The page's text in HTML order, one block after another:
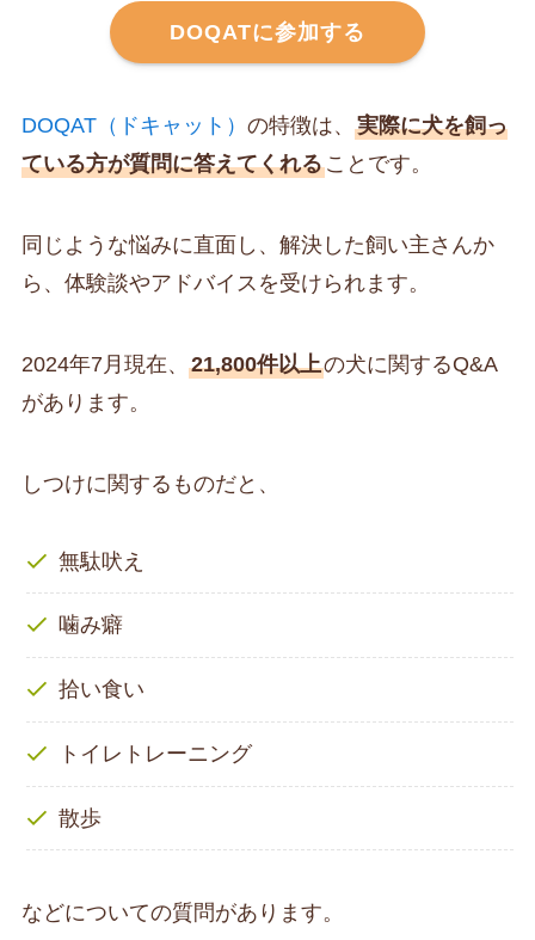
DOQATに参加する
DOQAT（ドキャット） の特徴は、 実際に犬を飼っ
ている方が質問に答えてくれることです。
同じような悩みに直面し、解決した飼い主さんか
ら、体験談やアドバイスを受けられます。
2024年7月現在、 21,800件以上の犬に関するQ&A
があります。
しつけに関するものだと、
無駄吠え
噛み癖
拾い食い
トイレトレーニング
散歩
などについての質問があります。